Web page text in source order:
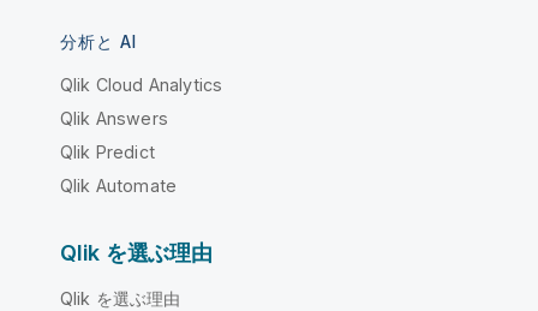
分析と AI
Qlik Cloud Analytics
Qlik Answers
Qlik Predict
Qlik Automate
Qlik を選ぶ理由
Qlik を選ぶ理由